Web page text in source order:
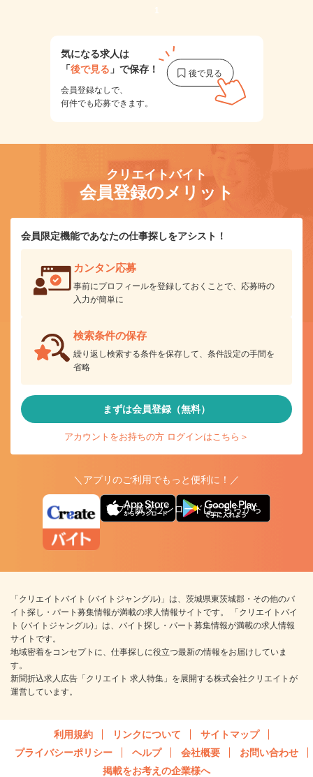
1
気になる求人は
「後で見る 」で保存！
会員登録なしで、
何件でも応募できます。
クリエイトバイト
会員登録のメリット
会員限定機能であなたの仕事探しをアシスト！
カンタン応募
事前にプロフィールを登録しておくことで、応募時の
入力が簡単に
検索条件の保存
繰り返し検索する条件を保存して、条件設定の手間を
省略
まずは会員登録（無料）
アカウントをお持ちの方 ログインはこちら＞
＼アプリのご利用でもっと便利に！／
アプリ版ダウンロードはこちらから
「クリエイトバイト (バイトジャングル)」は、茨城県東茨城郡・その他のバ
イト探し・パート募集情報が満載の求人情報サイトです。 「クリエイトバイ
ト (バイトジャングル)」は、バイト探し・パート募集情報が満載の求人情報
サイトです。
地域密着をコンセプトに、仕事探しに役立つ最新の情報をお届けしていま
す。
新聞折込求人広告「クリエイト 求人特集」を展開する株式会社クリエイトが
運営しています。
利用規約 リンクについて
サイトマップ
プライバシーポリシー
ヘルプ 会社概要
お問い合わせ
掲載をお考えの企業様へ